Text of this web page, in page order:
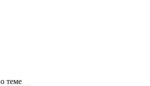
теме